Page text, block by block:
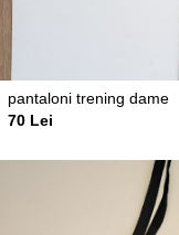
pantaloni trening dame
70 Lei